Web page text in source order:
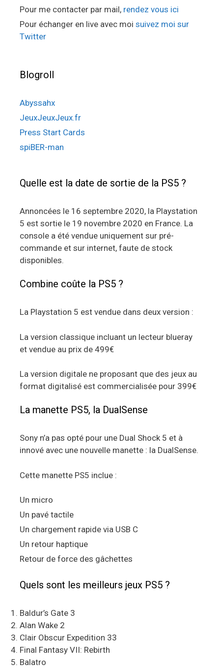
Pour me contacter par mail, rendez vous ici
Pour échanger en live avec moi suivez moi sur
Twitter
Blogroll
Abyssahx
JeuxJeuxJeux.fr
Press Start Cards
spiBER-man
Quelle est la date de sortie de la PS5 ?
Annoncées le 16 septembre 2020, la Playstation
5 est sortie le 19 novembre 2020 en France. La
console a été vendue uniquement sur pré-
commande et sur internet, faute de stock
disponibles.
Combine coûte la PS5 ?
La Playstation 5 est vendue dans deux version :
La version classique incluant un lecteur blueray
et vendue au prix de 499€
La version digitale ne proposant que des jeux au
format digitalisé est commercialisée pour 399€
La manette PS5, la DualSense
Sony n’a pas opté pour une Dual Shock 5 et à
innové avec une nouvelle manette : la DualSense.
Cette manette PS5 inclue :
Un micro
Un pavé tactile
Un chargement rapide via USB C
Un retour haptique
Retour de force des gâchettes
Quels sont les meilleurs jeux PS5 ?
Baldur’s Gate 3
Alan Wake 2
Clair Obscur Expedition 33
Final Fantasy VII: Rebirth
Balatro